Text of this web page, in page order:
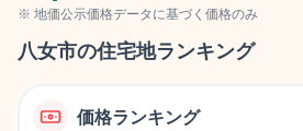
※ 地価公示価格データに基づく価格のみ
八女市の住宅地ランキング
価格ランキング